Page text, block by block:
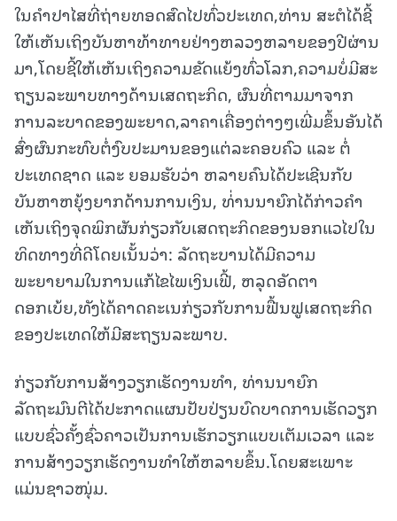
ໃນຄຳປາໄສທີ່ຖ່າຍທອດສົດໄປທົ່ວປະເທດ,ທ່ານ ສະຕໍໄດ້ຊີ້
ໃຫ້ເຫັນເຖິງບັນຫາທ້າທາຍຢ່າງຫລວງຫລາຍຂອງປີຜ່ານ
ມາ,ໂດຍຊີ້ໃຫ້ເຫັນເຖິງຄວາມຂັດແຍ້ງທົ່ວໂລກ,ຄວາມບໍ່ມີສະ
ຖຽນລະພາບທາງດ້ານເສດຖະກິດ, ຜົນທີ່ຕາມມາຈາກ
ການລະບາດຂອງພະຍາດ,ລາຄາເຄື່ອງຕ່າງໆເພີ່ມຂຶ້ນອັນໄດ້
ສົ່ງຜົນກະທົບຕໍ່ງົບປະມານຂອງແຕ່ລະຄອບຄົວ ແລະ ຕໍ່
ປະເທດຊາດ ແລະ ຍອມຮັບວ່າ ຫລາຍຄົນໄດ້ປະເຊີນກັບ
ບັນຫາຫຍຸ້ງຍາກດ້ານການເງິນ, ທ່່ານນາຍົກໄດ້ກ່າວຄຳ
ເຫັນເຖິງຈຸດພິກຜັນກ່ຽວກັບເສດຖະກິດຂອງນອກແວໄປໃນ
ທິດທາງທີ່ດີໂດຍເນັ້ນວ່າ: ລັດຖະບານໄດ້ມີຄວາມ
ພະຍາຍາມໃນການແກ້ໄຂໄພເງິນເຟີ້, ຫລຸດອັດຕາ
ດອກເບ້ຍ,ທັງໄດ້ຄາດຄະເນກ່ຽວກັບການຟື້ນຟູເສດຖະກິດ
ຂອງປະເທດໃຫ້ມີສະຖຽນລະພາບ.
ກ່ຽວກັບການສ້າງວຽກເຮັດງານທຳ, ທ່ານນາຍົກ
ລັດຖະມົນຕີໄດ້ປະກາດແຜນປັບປ່ຽນບົດບາດການເຮັດວຽກ
ແບບຊົ່ວຄັ້ງຊົ່ວຄາວເປັນການເຮັກວຽກແບບເຕັມເວລາ ແລະ
ການສ້າງວຽກເຮັດງານທຳໃຫ້ຫລາຍຂຶ້ນ.ໂດຍສະເພາະ
ແມ່ນຊາວໜຸ່ມ.